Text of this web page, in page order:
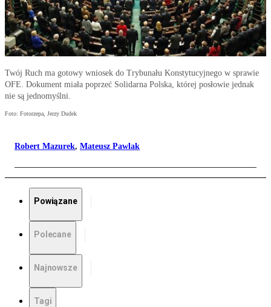
Twój Ruch ma gotowy wniosek do Trybunału Konstytucyjnego w sprawie
OFE. Dokument miała poprzeć Solidarna Polska, której posłowie jednak
nie są jednomyślni.
Foto: Fotorzepa, Jerzy Dudek
Robert Mazurek, Mateusz Pawlak
Powiązane
Polecane
Najnowsze
Tagi